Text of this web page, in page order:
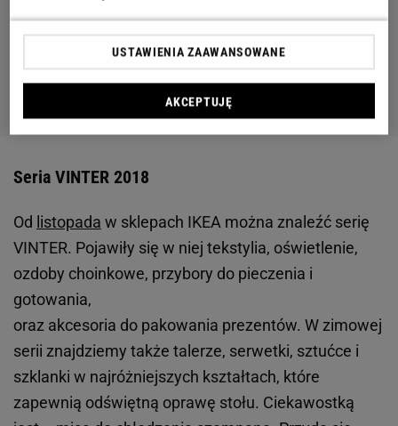
Seria VINTER 2018
Od listopada w sklepach IKEA można znaleźć serię
VINTER. Pojawiły się w niej tekstylia, oświetlenie,
ozdoby choinkowe, przybory do pieczenia i
gotowania,
oraz akcesoria do pakowania prezentów. W zimowej
serii znajdziemy także talerze, serwetki, sztućce i
szklanki w najróżniejszych kształtach, które
zapewnią odświętną oprawę stołu. Ciekawostką
USTAWIENIA ZAAWANSOWANE
AKCEPTUJĘ